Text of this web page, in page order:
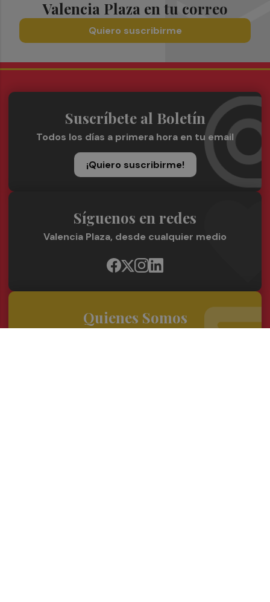
Valencia Plaza en tu correo
Quiero suscribirme
Suscríbete al Boletín
Todos los días a primera hora en tu email
¡Quiero suscribirme!
Síguenos en redes
Valencia Plaza, desde cualquier medio
Quienes Somos